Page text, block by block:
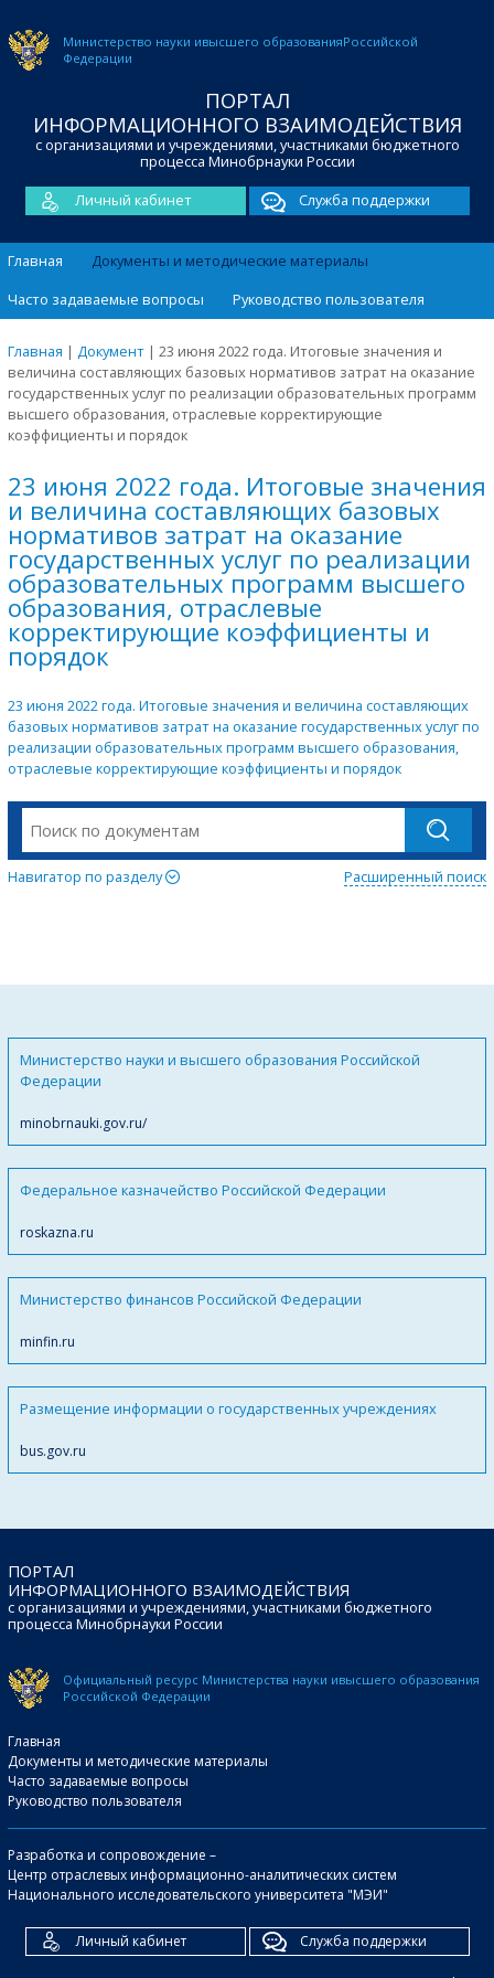
Министерство науки ивысшего образованияРоссийской
Федерации
ПОРТАЛ
ИНФОРМАЦИОННОГО ВЗАИМОДЕЙСТВИЯ
с организациями и учреждениями, участниками бюджетного
процесса Минобрнауки России
Личный кабинет
Служба поддержки
Главная
Документы и методические материалы
Часто задаваемые вопросы
Руководство пользователя
Главная | Документ | 23 июня 2022 года. Итоговые значения и
величина составляющих базовых нормативов затрат на оказание
государственных услуг по реализации образовательных программ
высшего образования, отраслевые корректирующие
коэффициенты и порядок
23 июня 2022 года. Итоговые значения
и величина составляющих базовых
нормативов затрат на оказание
государственных услуг по реализации
образовательных программ высшего
образования, отраслевые
корректирующие коэффициенты и
порядок
23 июня 2022 года. Итоговые значения и величина составляющих
базовых нормативов затрат на оказание государственных услуг по
реализации образовательных программ высшего образования,
отраслевые корректирующие коэффициенты и порядок
Навигатор по разделу Расширенный поиск
Министерство науки и высшего образования Российской
Федерации
minobrnauki.gov.ru/
Федеральное казначейство Российской Федерации
roskazna.ru
Министерство финансов Российской Федерации
minfin.ru
Размещение информации о государственных учреждениях
bus.gov.ru
ПОРТАЛ
ИНФОРМАЦИОННОГО ВЗАИМОДЕЙСТВИЯ
с организациями и учреждениями, участниками бюджетного
процесса Минобрнауки России
Официальный ресурс Министерства науки ивысшего образования
Российской Федерации
Главная
Документы и методические материалы
Часто задаваемые вопросы
Руководство пользователя
Разработка и сопровождение –
Центр отраслевых информационно-аналитических систем
Национального исследовательского университета "МЭИ"
Личный кабинет Служба поддержки